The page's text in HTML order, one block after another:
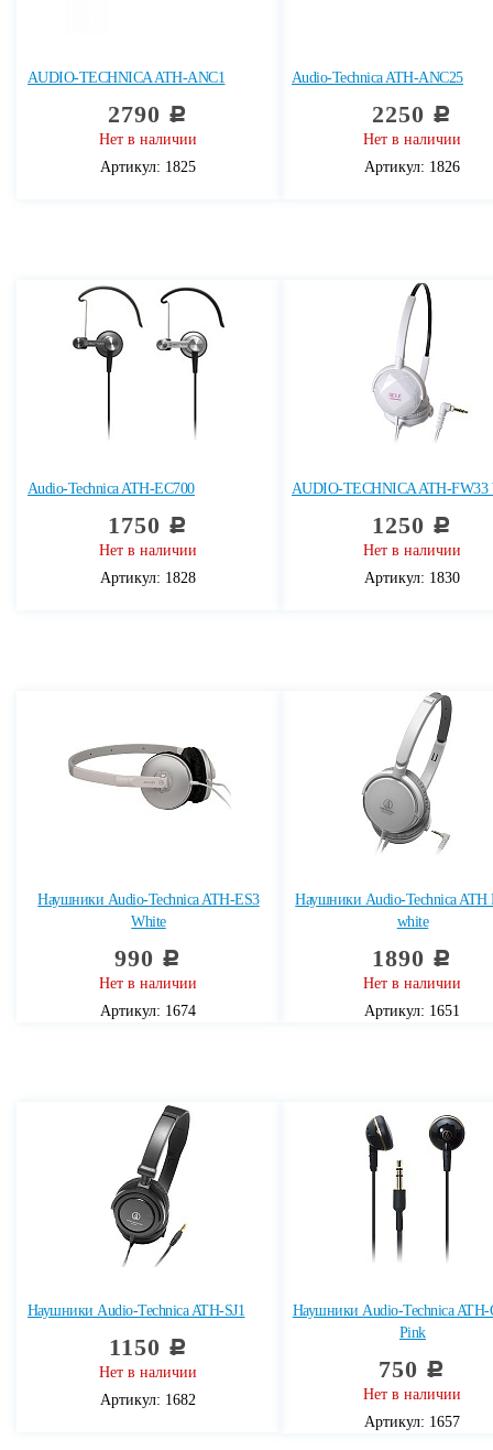
AUDIO-TECHNICA ATH-ANC1
2790 c
Нет в наличии
Артикул: 1825
Audio-Technica ATH-ANC25
2250 c
Нет в наличии
Артикул: 1826
Audio-Technica ATH-EC700
1750 c
Нет в наличии
Артикул: 1828
AUDIO-TECHNICA ATH-FW33
1250 c
Нет в наличии
Артикул: 1830
Наушники Audio-Technica ATH-ES3
White
990 c
Нет в наличии
Артикул: 1674
Наушники Audio-Technica ATH
white
1890 c
Нет в наличии
Артикул: 1651
Наушники Audio-Technica ATH-SJ1
1150 c
Нет в наличии
Артикул: 1682
Наушники Audio-Technica ATH-
Pink
750 c
Нет в наличии
Артикул: 1657